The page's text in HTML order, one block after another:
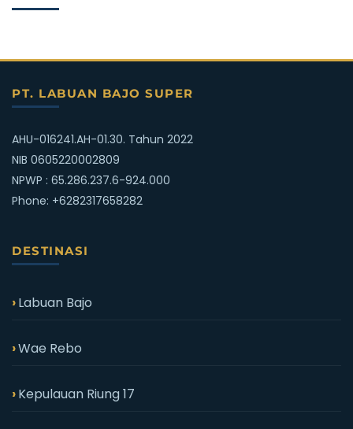
PT. LABUAN BAJO SUPER
AHU-016241.AH-01.30. Tahun 2022
NIB 0605220002809
NPWP : 65.286.237.6-924.000
Phone: +6282317658282
DESTINASI
Labuan Bajo
Wae Rebo
Kepulauan Riung 17